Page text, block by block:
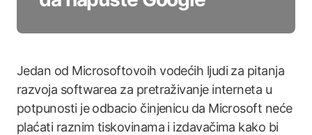
Jedan od Microsoftovoih vodećih ljudi za pitanja
razvoja softwarea za pretraživanje interneta u
potpunosti je odbacio činjenicu da Microsoft neće
plaćati raznim tiskovinama i izdavačima kako bi